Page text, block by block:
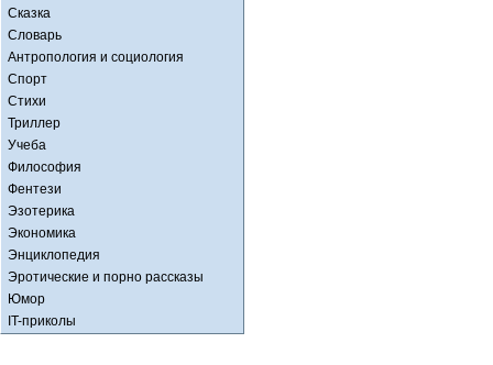
Сказка
Словарь
Антропология и социология
Спорт
Стихи
Триллер
Учеба
Философия
Фентези
Эзотерика
Экономика
Энциклопедия
Эротические и порно рассказы
Юмор
IT-приколы